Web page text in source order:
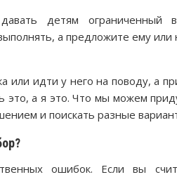
детям ограниченный
а предложите ему или
или идти у него на поводу, а
это, а я это. Что мы можем
и поискать разные
ошибок. Если вы